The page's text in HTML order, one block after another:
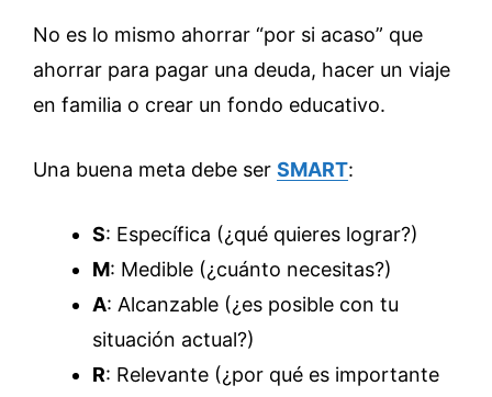
No es lo mismo ahorrar “por si acaso” que
ahorrar para pagar una deuda, hacer un viaje
en familia o crear un fondo educativo.
Una buena meta debe ser SMART:
S: Específica (¿qué quieres lograr?)
M: Medible (¿cuánto necesitas?)
A: Alcanzable (¿es posible con tu
situación actual?)
R: Relevante (¿por qué es importante